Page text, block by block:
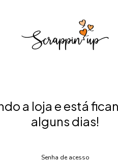
a loja e está
alguns dias!
Senha de acesso